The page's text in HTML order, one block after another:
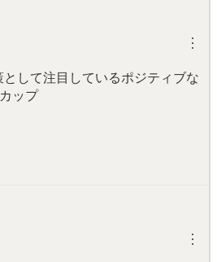
︙
して注目しているポジティブな
ップ
︙